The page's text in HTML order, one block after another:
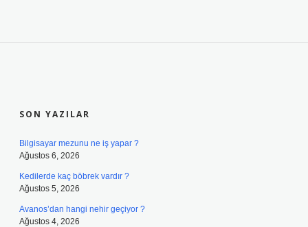
SON YAZILAR
Bilgisayar mezunu ne iş yapar ?
Ağustos 6, 2026
Kedilerde kaç böbrek vardır ?
Ağustos 5, 2026
Avanos’dan hangi nehir geçiyor ?
Ağustos 4, 2026